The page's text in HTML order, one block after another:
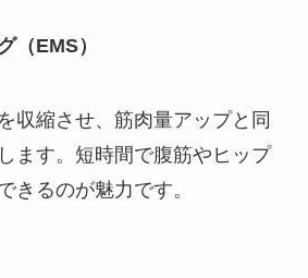
（EMS）
収縮させ、筋肉量アップと同
ます。短時間で腹筋やヒップ
きるのが魅力です。